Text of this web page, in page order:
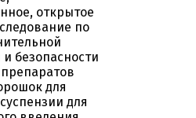
открытое
по
безопасности
для
для